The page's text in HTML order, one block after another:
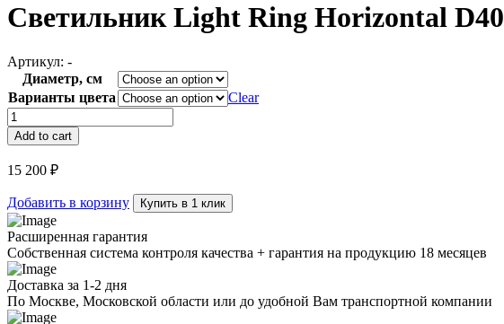
Светильник Light Ring Horizontal D40
Артикул: -
Диаметр, см
Варианты цвета
Clear
Светильник
Light
Ring
Horizontal
D40
quantity
Add to cart
15 200 ₽
Добавить в корзину Купить в 1 клик
Расширенная гарантия
Собственная система контроля качества + гарантия на продукцию 18 месяцев
Доставка за 1-2 дня
По Москве, Московской области или до удобной Вам транспортной компании